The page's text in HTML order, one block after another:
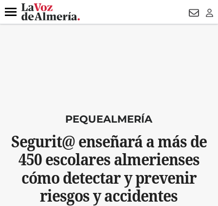
DESTACADO
Menú
PEQUEALMERÍA
Segurit@ enseñará a más de
450 escolares almerienses
cómo detectar y prevenir
riesgos y accidentes